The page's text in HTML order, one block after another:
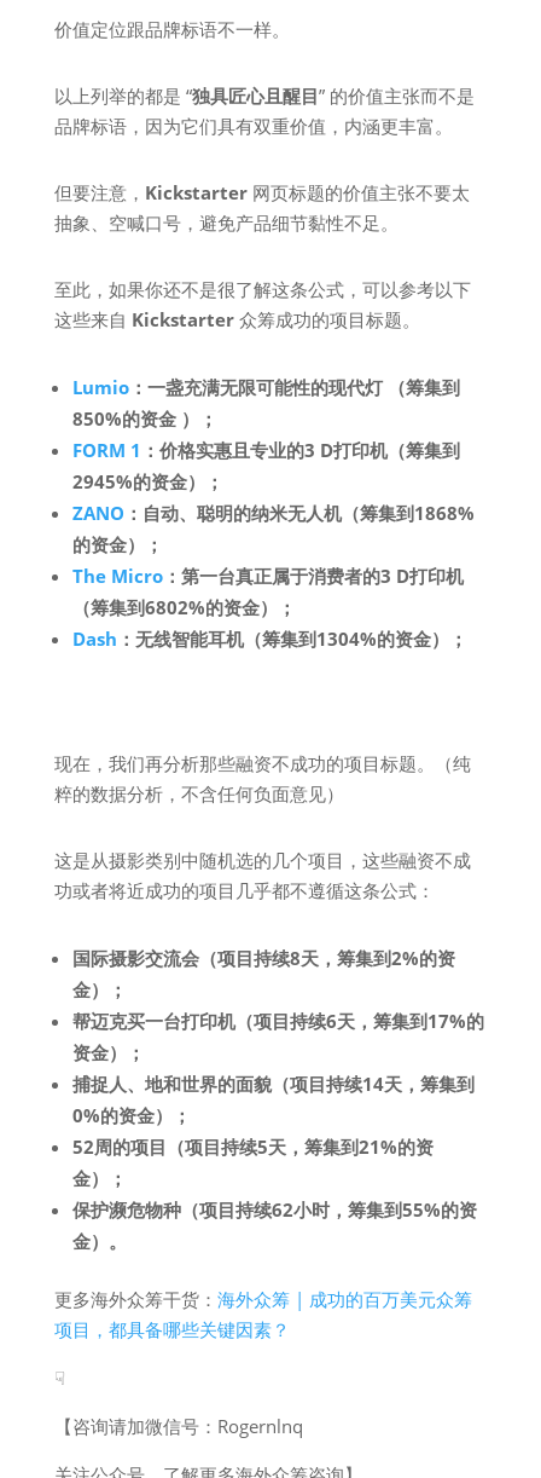
价值定位跟品牌标语不一样。
以上列举的都是 “独具匠心且醒目” 的价值主张而不是
品牌标语，因为它们具有双重价值，内涵更丰富。
但要注意， Kickstarter 网页标题的价值主张不要太
抽象、空喊口号，避免产品细节黏性不足。
至此，如果你还不是很了解这条公式，可以参考以下
这些来自 Kickstarter 众筹成功的项目标题。
Lumio：一盏充满无限可能性的现代灯 （筹集到
850%的资金 ）；
FORM 1 ：价格实惠且专业的3 D打印机（筹集到
2945%的资金）；
ZANO ：自动、聪明的纳米无人机（筹集到1868%
的资金）；
The Micro：第一台真正属于消费者的3 D打印机
（筹集到6802%的资金）；
Dash ：无线智能耳机（筹集到1304%的资金）；
现在，我们再分析那些融资不成功的项目标题。（纯
粹的数据分析，不含任何负面意见）
这是从摄影类别中随机选的几个项目，这些融资不成
功或者将近成功的项目几乎都不遵循这条公式：
国际摄影交流会（项目持续8天，筹集到2%的资
金）；
帮迈克买一台打印机（项目持续6天，筹集到17%的
资金）；
捕捉人、地和世界的面貌（项目持续14天，筹集到
0%的资金）；
52周的项目（项目持续5天，筹集到21%的资
金）；
保护濒危物种（项目持续62小时，筹集到55%的资
金）。
更多海外众筹干货： 海外众筹 | 成功的百万美元众筹
项目，都具备哪些关键因素？
☟
【咨询请加微信号：Rogernlnq